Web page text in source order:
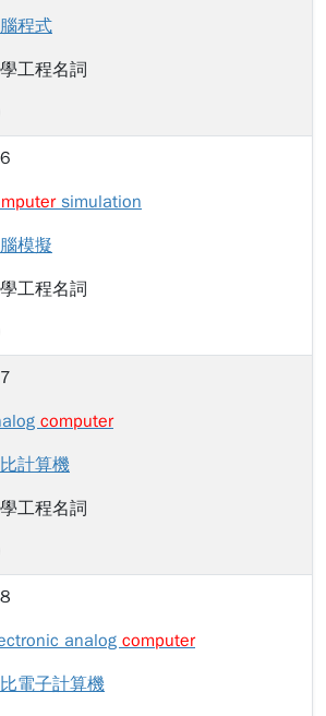
程式
工程名詞
6
simulation
模擬
工程名詞
7
computer
計算機
工程名詞
8
analog computer
電子計算機